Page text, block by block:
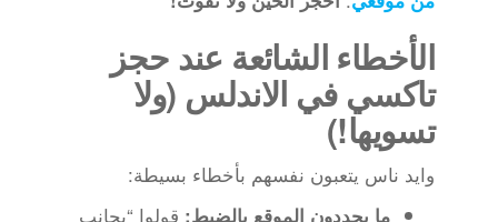
الأخطاء الشائعة عند حجز
تاكسي في الاندلس (ولا
تسويها!)
وايد ناس يتعبون نفسهم بأخطاء بسيطة:
ما يحددون الموقع بالضبط: قولوا “بجانب